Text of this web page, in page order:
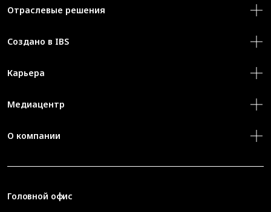
Отраслевые решения
Создано в IBS
Карьера
Медиацентр
О компании
Головной офис